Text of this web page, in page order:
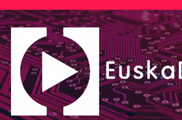
Saltar
al
contenido